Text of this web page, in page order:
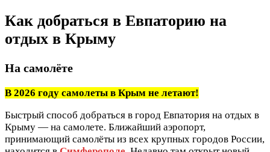
Как добраться в Евпаторию на
отдых в Крыму
На самолёте
В 2026 году самолеты в Крым не летают!
Быстрый способ добраться в город Евпатория на отдых в
Крыму — на самолете. Ближайший аэропорт,
принимающий самолёты из всех крупных городов России,